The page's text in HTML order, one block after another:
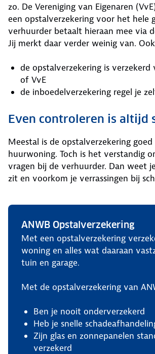
zo. De Vereniging van Eigenaren
een opstalverzekering voor het hele
verhuurder betaalt hieraan mee via
Jij merkt daar verder weinig van.
de opstalverzekering is
of VvE
de inboedelverzekering regel je
Even controleren is altijd
Meestal is de opstalverzekering
huurwoning. Toch is het verstandig
vragen bij de verhuurder. Dan weet
zit en voorkom je verrassingen bij
ANWB Opstalverzekering
Met een opstalverzekering
woning en alles wat daaraan
tuin en garage.
Met de opstalverzekering van
Ben je nooit onderverzekerd
Heb je snelle
Zijn glas en zonnepanelen
verzekerd